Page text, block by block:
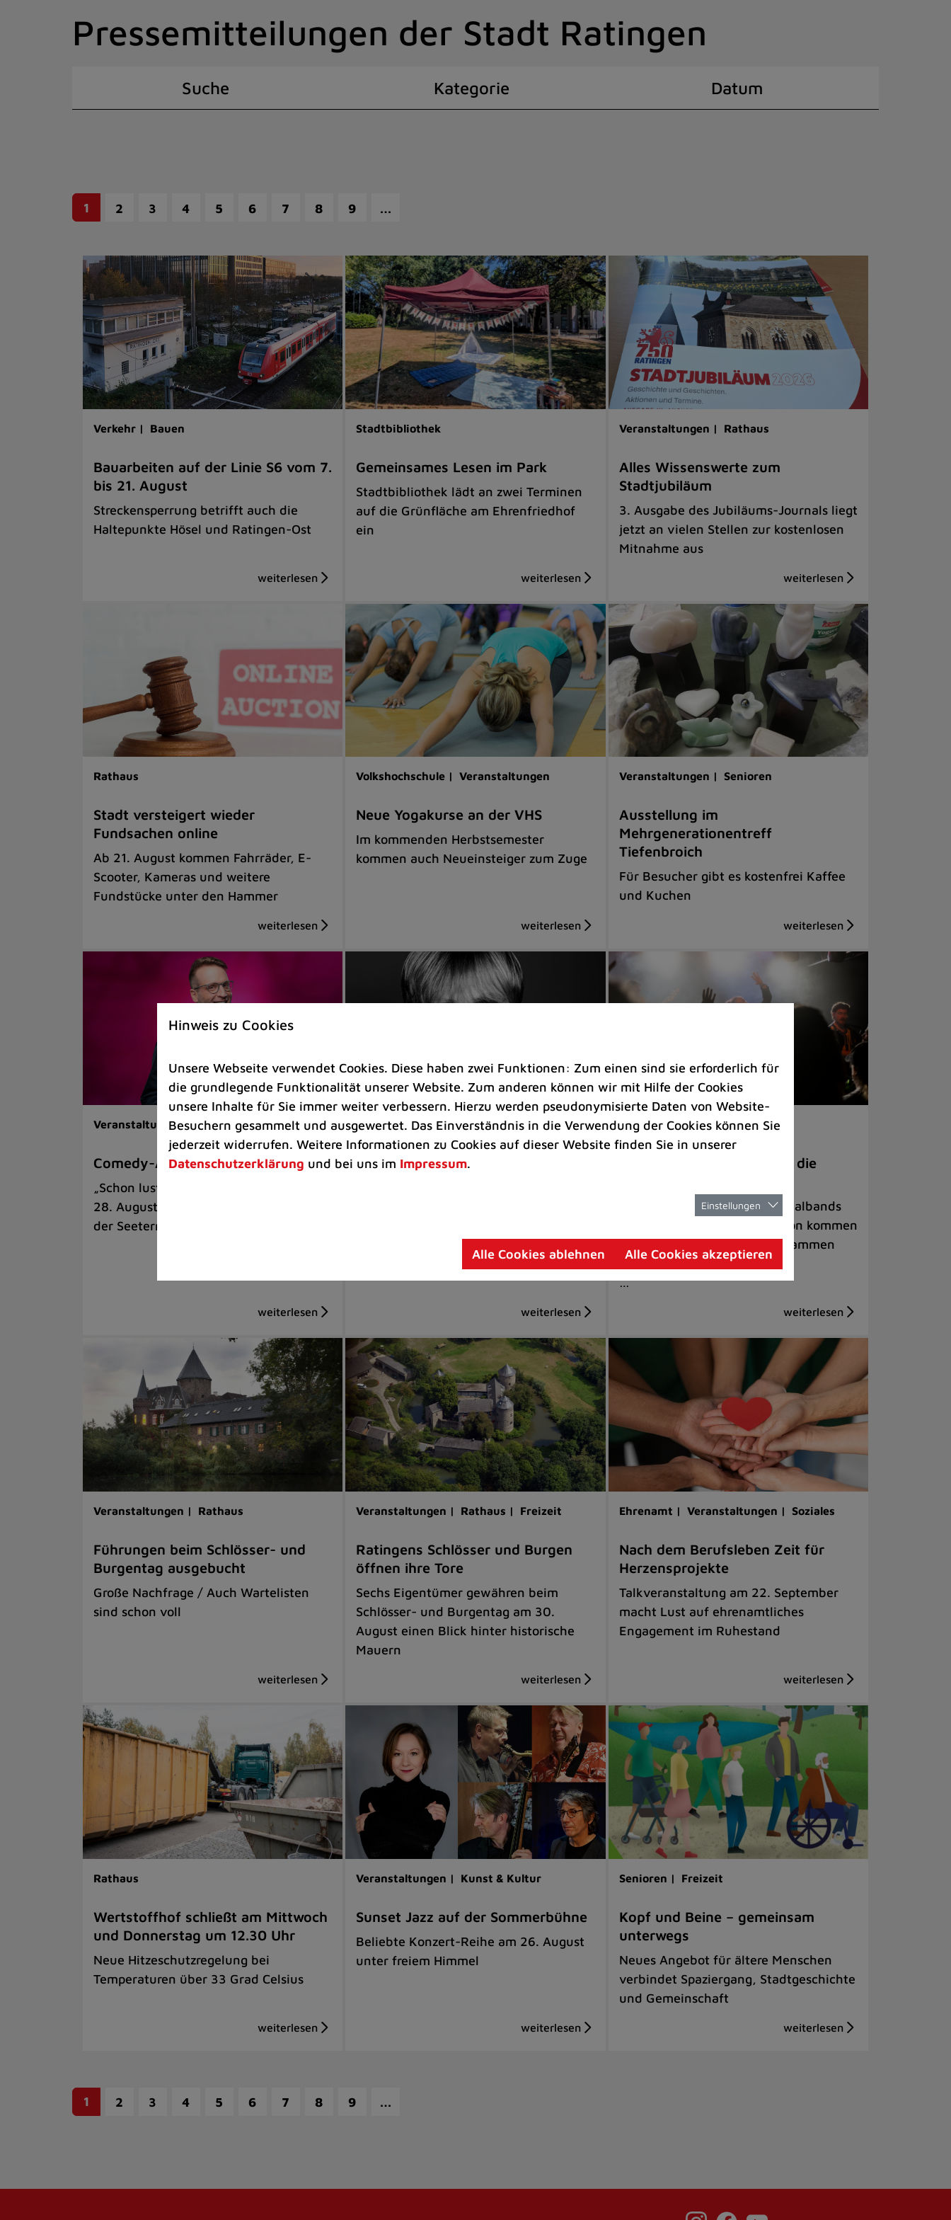
Pressemitteilungen der Stadt Ratingen
Suche Kategorie Datum
1 2 3 4 5 6 7 8 9 …
Verkehr | Bauen
Bauarbeiten auf der Linie S6 vom 7.
bis 21. August
Streckensperrung betrifft auch die
Haltepunkte Hösel und Ratingen-Ost
Stadtbibliothek
Gemeinsames Lesen im Park
Stadtbibliothek lädt an zwei Terminen
auf die Grünfläche am Ehrenfriedhof
ein
Veranstaltungen | Rathaus
Alles Wissenswerte zum
Stadtjubiläum
3. Ausgabe des Jubiläums-Journals liegt
jetzt an vielen Stellen zur kostenlosen
Mitnahme aus
Rathaus
Stadt versteigert wieder
Fundsachen online
Ab 21. August kommen Fahrräder, E-
Scooter, Kameras und weitere
Fundstücke unter den Hammer
Volkshochschule | Veranstaltungen
Neue Yogakurse an der VHS
Im kommenden Herbstsemester
kommen auch Neueinsteiger zum Zuge
Veranstaltungen | Senioren
Ausstellung im
Mehrgenerationentreff
Tiefenbroich
Für Besucher gibt es kostenfrei Kaffee
und Kuchen
Veranstaltungen | Kunst & Kultur
Comedy-Abend mit Benni Stark
„Schon lustig, wenn’s witzig ist!“ am
28. August auf der Sommerbühne an
der Seeterrasse
Veranstaltungen
Kultkicker Ansgar Brinkmann
Veranstaltungen
„Manege Madness“ bringt die
Internationale Rock- und Metalbands
und starke Acts aus der Region kommen
am 17. Oktober in Lintorf zusammen
…
Veranstaltungen | Rathaus
Führungen beim Schlösser- und
Burgentag ausgebucht
Große Nachfrage / Auch Wartelisten
sind schon voll
Veranstaltungen | Rathaus | Freizeit
Ratingens Schlösser und Burgen
öffnen ihre Tore
Sechs Eigentümer gewähren beim
Schlösser- und Burgentag am 30.
August einen Blick hinter historische
Mauern
Ehrenamt | Veranstaltungen | Soziales
Nach dem Berufsleben Zeit für
Herzensprojekte
Talkveranstaltung am 22. September
macht Lust auf ehrenamtliches
Engagement im Ruhestand
Rathaus
Wertstoffhof schließt am Mittwoch
und Donnerstag um 12.30 Uhr
Neue Hitzeschutzregelung bei
Temperaturen über 33 Grad Celsius
Veranstaltungen | Kunst & Kultur
Sunset Jazz auf der Sommerbühne
Beliebte Konzert-Reihe am 26. August
unter freiem Himmel
Senioren | Freizeit
Kopf und Beine – gemeinsam
unterwegs
Neues Angebot für ältere Menschen
verbindet Spaziergang, Stadtgeschichte
und Gemeinschaft
1 2 3 4 5 6 7 8 9 …
Hinweis zu Cookies
Unsere Webseite verwendet Cookies. Diese haben zwei Funktionen: Zum einen sind sie erforderlich für
die grundlegende Funktionalität unserer Website. Zum anderen können wir mit Hilfe der Cookies
unsere Inhalte für Sie immer weiter verbessern. Hierzu werden pseudonymisierte Daten von Website-
Besuchern gesammelt und ausgewertet. Das Einverständnis in die Verwendung der Cookies können Sie
jederzeit widerrufen. Weitere Informationen zu Cookies auf dieser Website finden Sie in unserer
Datenschutzerklärung und bei uns im Impressum.
Einstellungen
Alle Cookies ablehnen Alle Cookies akzeptieren